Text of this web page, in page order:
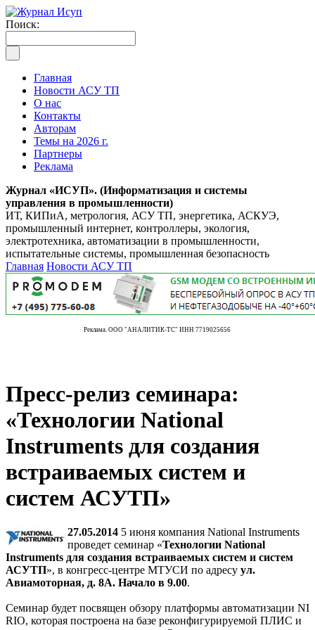
Поиск:
Главная
Новости АСУ ТП
О нас
Контакты
Авторам
Темы на 2026 г.
Партнеры
Реклама
Журнал «ИСУП». (Информатизация и системы
управления в промышленности)
ИТ, КИПиА, метрология, АСУ ТП, энергетика, АСКУЭ,
промышленный интернет, контроллеры, экология,
электротехника, автоматизации в промышленности,
испытательные системы, промышленная безопасность
Главная Новости АСУ ТП
Реклама. ООО "АНАЛИТИК-ТС" ИНН 7719025656
Пресс-релиз семинара:
«Технологии National
Instruments для создания
встраиваемых систем и
систем АСУТП»
27.05.2014 5 июня компания National Instruments
проведет семинар «Технологии National
Instruments для создания встраиваемых систем и систем
АСУТП», в конгресс-центре МТУСИ по адресу ул.
Авиамоторная, д. 8А. Начало в 9.00.
Семинар будет посвящен обзору платформы автоматизации NI
RIO, которая построена на базе реконфигурируемой ПЛИС и